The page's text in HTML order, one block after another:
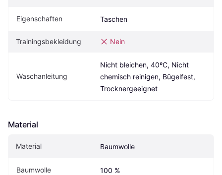
Eigenschaften Taschen
Trainingsbekleidung Nein
Waschanleitung
Nicht bleichen, 40ºC, Nicht
chemisch reinigen, Bügelfest,
Trocknergeeignet
Material
Material Baumwolle
Baumwolle 100 %